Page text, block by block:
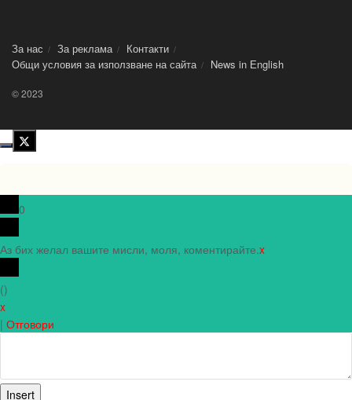
За нас За реклама
Контакти
Общи условия за използване на сайта
News in Еnglish
© 2023
0
Аз бих желал вашите мисли, моля, коментирайте.x
()
x
| Отговори
Insert